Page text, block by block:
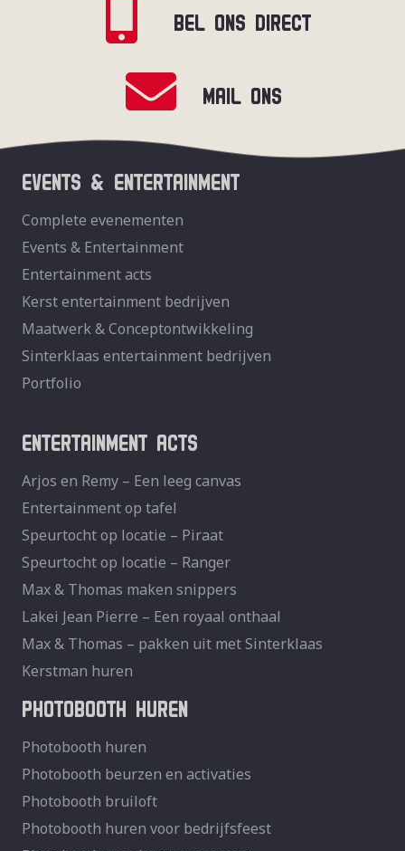
BEL ONS DIRECT
MAIL ONS
EVENTS & ENTERTAINMENT
Complete evenementen
Events & Entertainment
Entertainment acts
Kerst entertainment bedrijven
Maatwerk & Conceptontwikkeling
Sinterklaas entertainment bedrijven
Portfolio
ENTERTAINMENT ACTS
Arjos en Remy – Een leeg canvas
Entertainment op tafel
Speurtocht op locatie – Piraat
Speurtocht op locatie – Ranger
Max & Thomas maken snippers
Lakei Jean Pierre – Een royaal onthaal
Max & Thomas – pakken uit met Sinterklaas
Kerstman huren
PHOTOBOOTH HUREN
Photobooth huren
Photobooth beurzen en activaties
Photobooth bruiloft
Photobooth huren voor bedrijfsfeest